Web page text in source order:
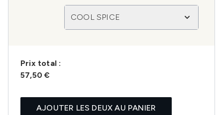
COOL SPICE
Prix ​​total :
57,50 €
AJOUTER LES DEUX AU PANIER